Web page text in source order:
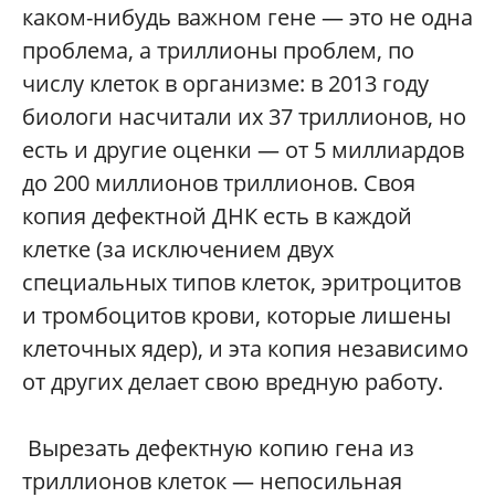
каком-нибудь важном гене — это не одна
проблема, а триллионы проблем, по
числу клеток в организме: в 2013 году
биологи насчитали их 37 триллионов, но
есть и другие оценки — от 5 миллиардов
до 200 миллионов триллионов. Своя
копия дефектной ДНК есть в каждой
клетке (за исключением двух
специальных типов клеток, эритроцитов
и тромбоцитов крови, которые лишены
клеточных ядер), и эта копия независимо
от других делает свою вредную работу.
Вырезать дефектную копию гена из
триллионов клеток — непосильная